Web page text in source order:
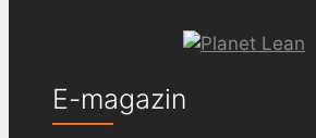
E-magazin